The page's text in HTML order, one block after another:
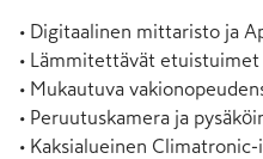
• Digitaalinen mittaristo ja
• Lämmitettävät etuistuimet
• Mukautuva
• Peruutuskamera ja
• Kaksialueinen